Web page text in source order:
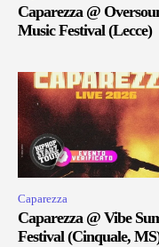
Caparezza @
Music Festival (Lecce)
Caparezza
Caparezza @ Vibe
Festival (Cinquale,